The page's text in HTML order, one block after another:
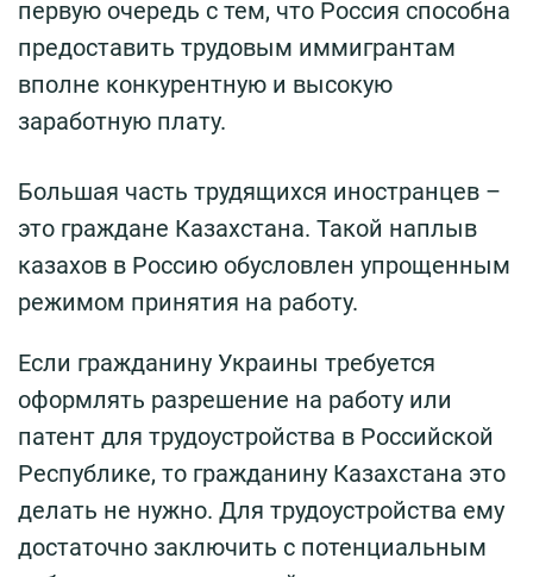
первую очередь с тем, что Россия способна
предоставить трудовым иммигрантам
вполне конкурентную и высокую
заработную плату.
Большая часть трудящихся иностранцев –
это граждане Казахстана. Такой наплыв
казахов в Россию обусловлен упрощенным
режимом принятия на работу.
Если гражданину Украины требуется
оформлять разрешение на работу или
патент для трудоустройства в Российской
Республике, то гражданину Казахстана это
делать не нужно. Для трудоустройства ему
достаточно заключить с потенциальным